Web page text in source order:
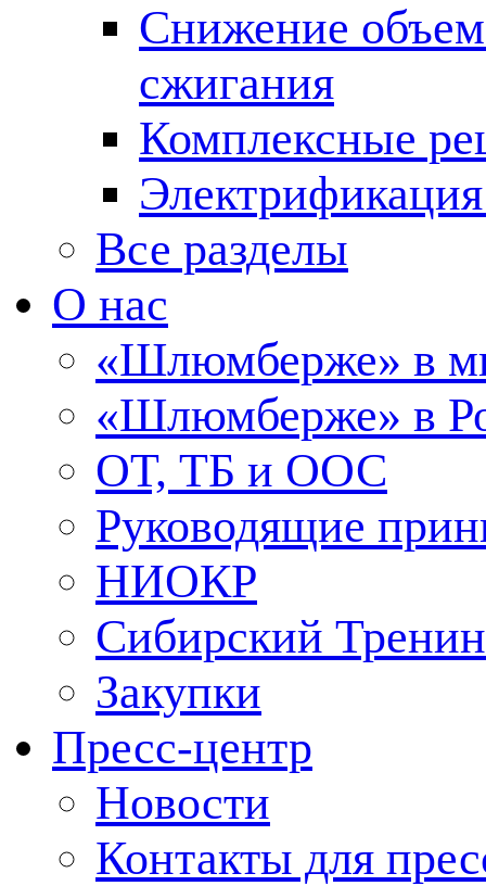
Снижение
сжигания
Комплексные
Все разделы
О нас
«Шлюмберже» в
«Шлюмберже» в
ОТ, ТБ и ООС
Руководящие
НИОКР
Сибирский
Закупки
Пресс-центр
Новости
Контакты для